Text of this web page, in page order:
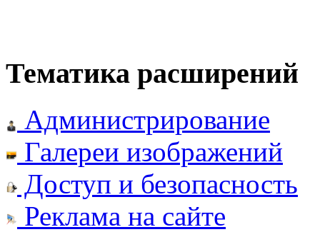
Тематика расширений
Администрирование
Галереи изображений
Доступ и безопасность
Реклама на сайте